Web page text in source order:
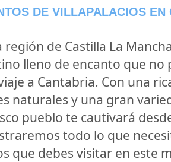
DE VILLAPALACIOS EN
de Castilla La
lleno de encanto que
a Cantabria. Con una
naturales y una gran
pueblo te cautivará
todo lo que
que debes visitar en este